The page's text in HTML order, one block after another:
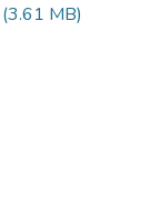
(3.61 MB)